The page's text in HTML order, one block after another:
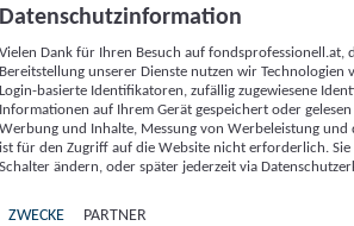
und Inhalte, Messung von Werbeleistung
Inhalten sowie Zielgruppenforschung.
ähnliche Online-Kennungen (z. B. login-
generierte Kennungen,
können zusammen mit anderen
und Browserinformationen,
unterstützte Technologien usw.) auf
oder von dort ausgelesen werden, um es
wenn es eine App oder einer Webseite
einen oder mehrere der hier aufgeführten
Datenschutzinformation
Vielen Dank für Ihren Besuch auf
Bereitstellung unserer Dienste nutzen wir Technologien
Login-basierte Identifikatoren, zufällig zugewiesene
Informationen auf Ihrem Gerät gespeichert oder
Werbung und Inhalte, Messung von Werbeleistung
ist für den Zugriff auf die Website nicht erforderlich.
Schalter ändern, oder später jederzeit via
ZWECKE PARTNER